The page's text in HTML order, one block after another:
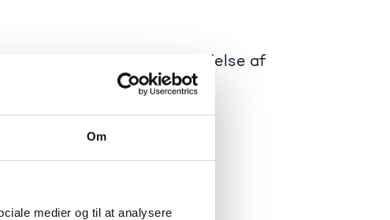
Om
medier og til at analysere
om merit og anerkendelse af
klage til nævnet og om
på.
på ikke-